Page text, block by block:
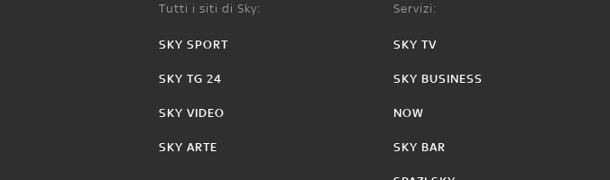
Tutti i siti di Sky:
SKY SPORT
SKY TG 24
SKY VIDEO
SKY ARTE
Servizi:
SKY TV
SKY BUSINESS
NOW
SKY BAR